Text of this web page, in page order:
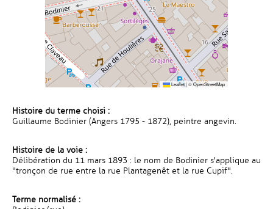
Leaflet|©OpenStreetMap
Histoire du terme choisi :
Guillaume Bodinier (Angers 1795 - 1872), peintre angevin.
Histoire de la voie :
Délibération du 11 mars 1893 : le nom de Bodinier s'applique au
"tronçon de rue entre la rue Plantagenêt et la rue Cupif".
Terme normalisé :